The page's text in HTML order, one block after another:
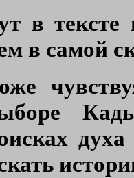
в тексте
в самой